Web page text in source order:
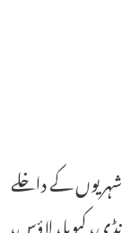
کے داخلے
کیوبا، لاؤس،